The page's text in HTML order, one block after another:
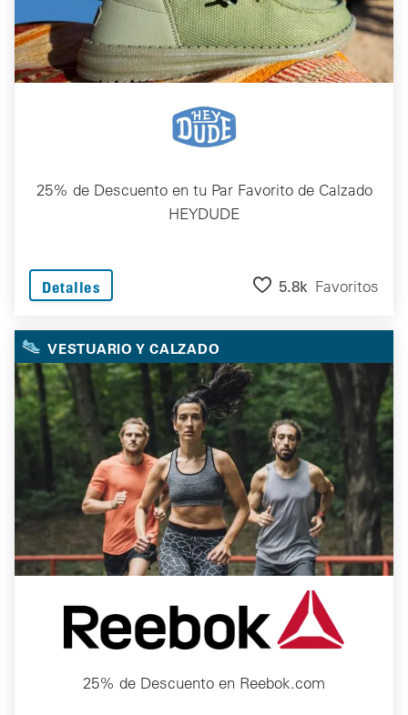
25% de Descuento en tu Par Favorito de Calzado
HEYDUDE
Detalles 5.8k Favoritos
VESTUARIO Y CALZADO
25% de Descuento en Reebok.com